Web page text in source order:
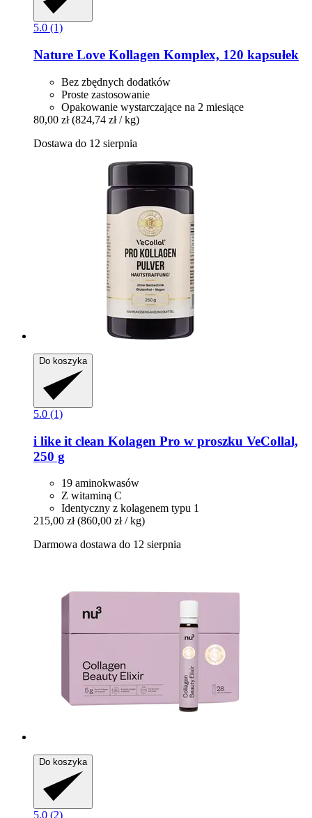
5.0 (1)
Nature Love Kollagen Komplex, 120 kapsułek
Bez zbędnych dodatków
Proste zastosowanie
Opakowanie wystarczające na 2 miesiące
80,00 zł (824,74 zł / kg)
Dostawa do 12 sierpnia
Do koszyka
5.0 (1)
i like it clean Kolagen Pro w proszku VeCollal,
250 g
19 aminokwasów
Z witaminą C
Identyczny z kolagenem typu 1
215,00 zł (860,00 zł / kg)
Darmowa dostawa do 12 sierpnia
Do koszyka
5.0 (2)